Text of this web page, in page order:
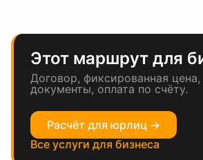
Этот маршрут для
Договор, фиксированная
документы, оплата по счёту.
Расчёт для юрлиц →
Все услуги для бизнеса